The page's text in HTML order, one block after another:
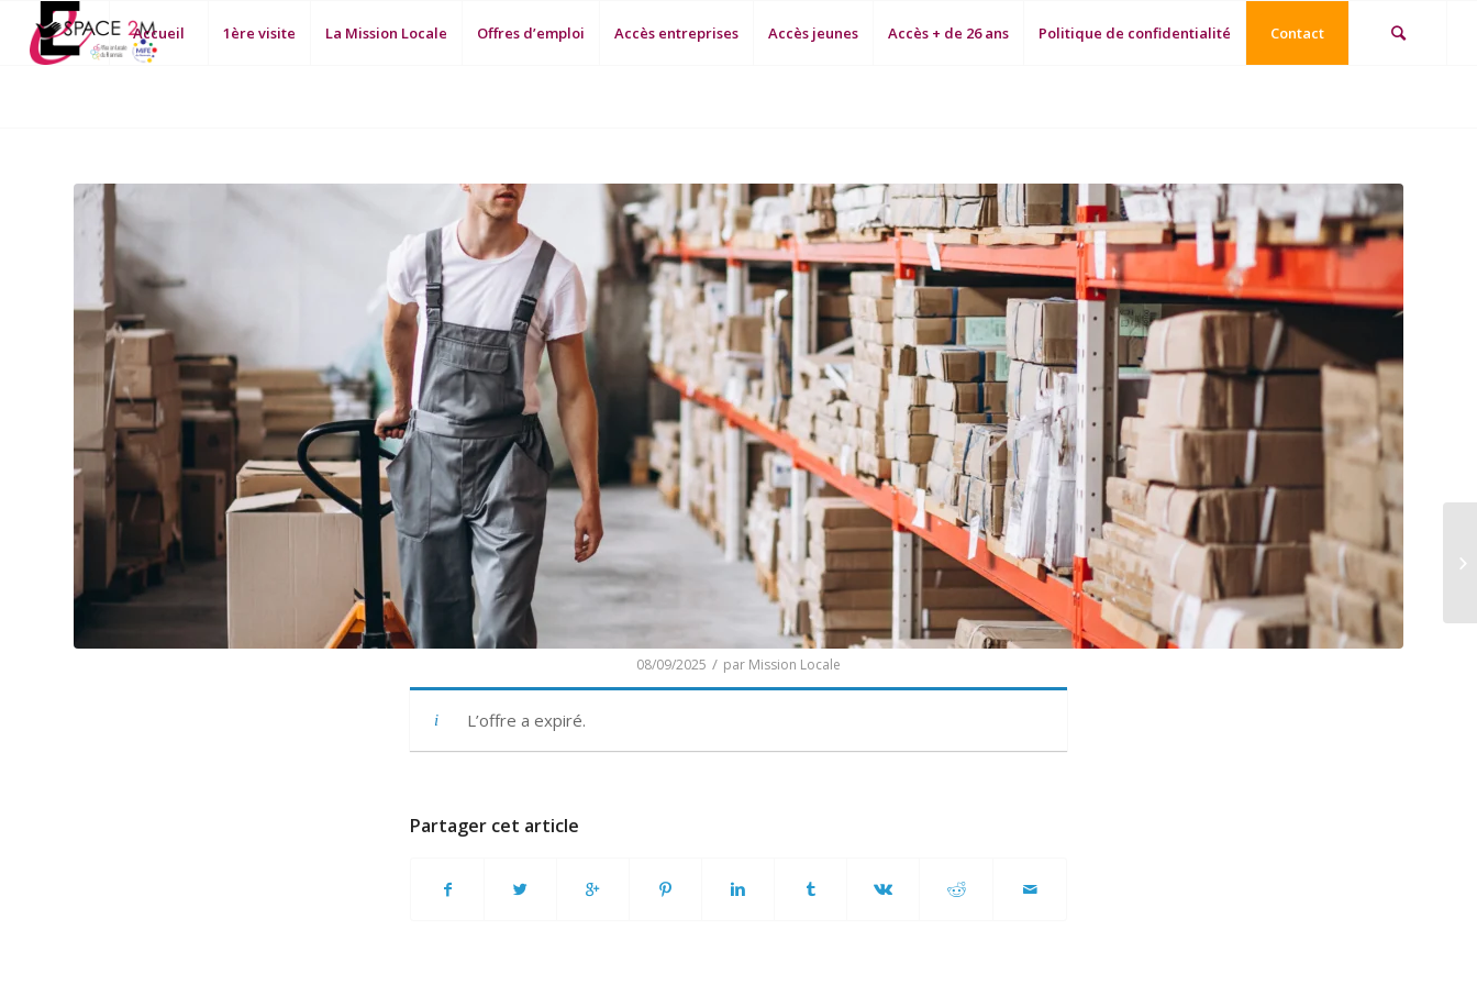
Accueil 1ère visite La Mission Locale Offres d’emploi Accès entreprises Accès jeunes Accès + de 26 ans Politique de confidentialité Contact
08/09/2025 / par Mission Locale
L’offre a expiré.
Partager cet article